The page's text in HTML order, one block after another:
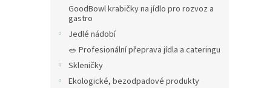
GoodBowl krabičky na jídlo pro rozvoz a
gastro
Jedlé nádobí
🥗 Profesionální přeprava jídla a cateringu
Skleničky
Ekologické, bezodpadové produkty